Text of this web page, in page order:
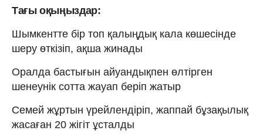
Тағы оқыңыздар:
Шымкентте бір топ қалыңдық кала көшесінде
шеру өткізіп, ақша жинады
Оралда бастығын айуандықпен өлтірген
шенеунік сотта жауап беріп жатыр
Семей жұртын үрейлендіріп, жаппай бұзақылық
жасаған 20 жігіт ұсталды